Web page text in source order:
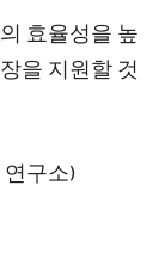
효율성을 높
을 지원할 것
연구소)